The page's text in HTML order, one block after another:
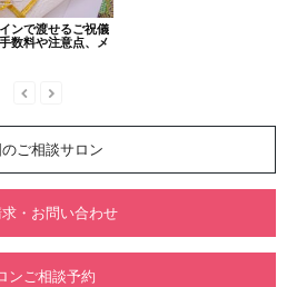
ンで渡せるご祝儀
数料や注意点、メ
ご相談サロン
・お問い合わせ
ンご相談予約